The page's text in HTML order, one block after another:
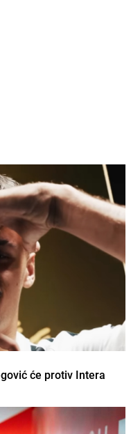
će protiv Intera